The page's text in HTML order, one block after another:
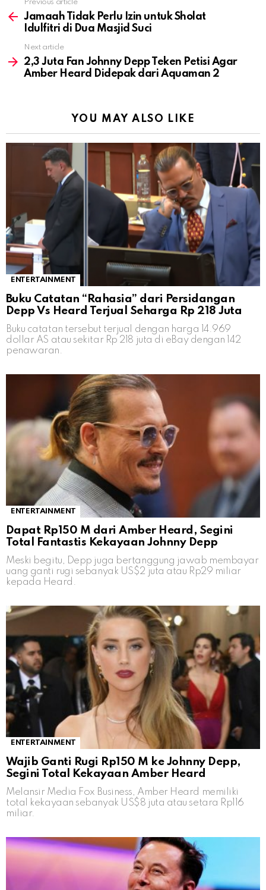
more
Previous article
Jamaah Tidak Perlu Izin untuk Sholat
Idulfitri di Dua Masjid Suci
Next article
2,3 Juta Fan Johnny Depp Teken Petisi Agar
Amber Heard Didepak dari Aquaman 2
YOU MAY ALSO LIKE
ENTERTAINMENT
Buku Catatan “Rahasia” dari Persidangan
Depp Vs Heard Terjual Seharga Rp 218 Juta
Buku catatan tersebut terjual dengan harga 14.969
dollar AS atau sekitar Rp 218 juta di eBay dengan 142
penawaran.
ENTERTAINMENT
Dapat Rp150 M dari Amber Heard, Segini
Total Fantastis Kekayaan Johnny Depp
Meski begitu, Depp juga bertanggung jawab membayar
uang ganti rugi sebanyak US$2 juta atau Rp29 miliar
kepada Heard.
ENTERTAINMENT
Wajib Ganti Rugi Rp150 M ke Johnny Depp,
Segini Total Kekayaan Amber Heard
Melansir Media Fox Business, Amber Heard memiliki
total kekayaan sebanyak US$8 juta atau setara Rp116
miliar.